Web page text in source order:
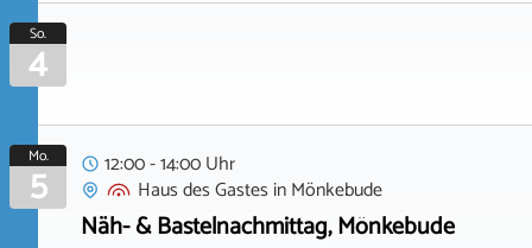
So.
4
Mo.
5
12:00 - 14:00 Uhr
Haus des Gastes inMönkebude
Näh- & Bastelnachmittag, Mönkebude